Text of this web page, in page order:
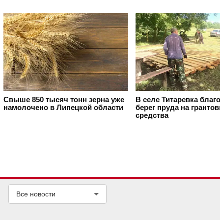
Свыше 850 тысяч тонн зерна уже
намолочено в Липецкой области
В селе Титаревка
берег пруда на
средства
Все новости